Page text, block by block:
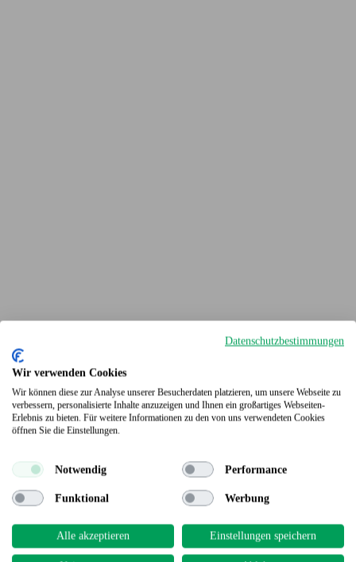
Terrassendielen
Datenschutzbestimmungen
Wir verwenden Cookies
Wir können diese zur Analyse unserer Besucherdaten platzieren, um unsere Webseite zu
verbessern, personalisierte Inhalte anzuzeigen und Ihnen ein großartiges Webseiten-
Erlebnis zu bieten. Für weitere Informationen zu den von uns verwendeten Cookies
öffnen Sie die Einstellungen.
Notwendig Performance
Funktional Werbung
Alle akzeptieren Einstellungen speichern